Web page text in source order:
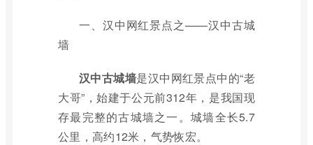
一、汉中网红景点之——汉中古城
墙
汉中古城墙是汉中网红景点中的“老
大哥”，始建于公元前312年，是我国现
存最完整的古城墙之一。城墙全长5.7
公里，高约12米，气势恢宏。